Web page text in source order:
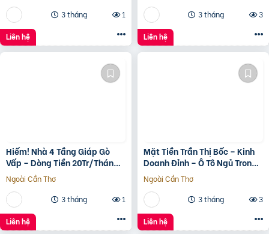
3 tháng
1
Liên hệ
3 tháng
3
Liên hệ
Hiếm! Nhà 4 Tầng Giáp Gò
Vấp – Dòng Tiền 20Tr/Tháng
– Tương Lai Ra Mặt Tiền 12M
Ngoài Cần Thơ
3 tháng
1
Liên hệ
Mặt Tiền Trần Thị Bốc – Kinh
Doanh Đỉnh – Ô Tô Ngủ Trong
Nhà
Ngoài Cần Thơ
3 tháng
3
Liên hệ